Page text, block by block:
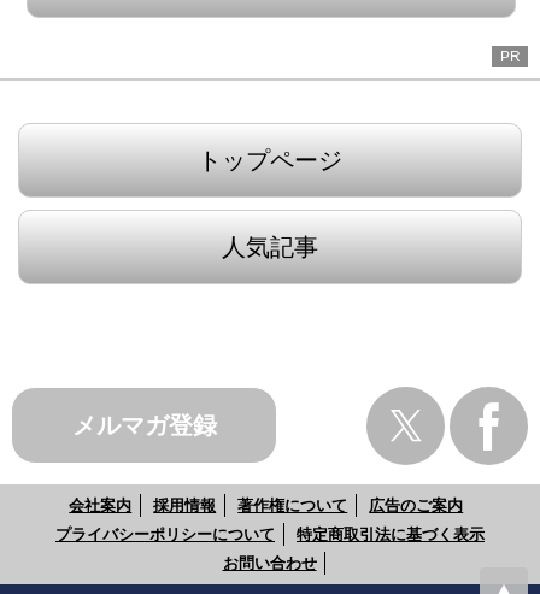
PR
トップページ
人気記事
メルマガ登録
会社案内 採用情報 著作権について
広告のご案内
プライバシーポリシーについて
特定商取引法に基づく表示
お問い合わせ